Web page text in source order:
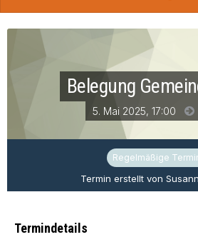
Belegung
5. Mai 2025, 17:00
Regelmäßige
Termin erstellt von
Termindetails